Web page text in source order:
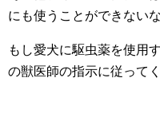
にも使うことができない
もし愛犬に駆虫薬を使用
の獣医師の指示に従って